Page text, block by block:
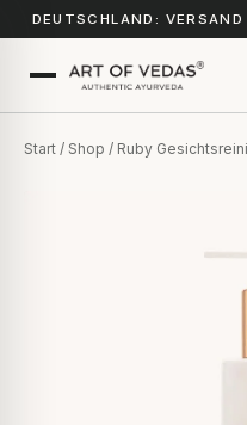
DEUTSCHLAND:
Start / Shop / Ruby